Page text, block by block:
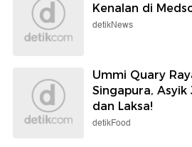
Kenalan di
detikNews
Ummi Quary
Singapura, Asyik
dan Laksa!
detikFood